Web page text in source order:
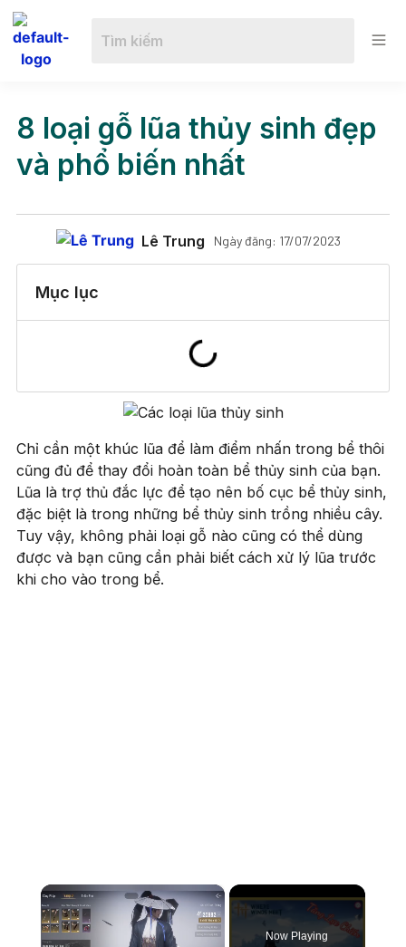
8 loại gỗ lũa thủy sinh đẹp
và phổ biến nhất
Lê Trung Ngày đăng: 17/07/2023
Mục lục
Chỉ cần một khúc lũa để làm điểm nhấn trong bể thôi
cũng đủ để thay đổi hoàn toàn bể thủy sinh của bạn.
Lũa là trợ thủ đắc lực để tạo nên bố cục bể thủy sinh,
đặc biệt là trong những bể thủy sinh trồng nhiều cây.
Tuy vậy, không phải loại gỗ nào cũng có thể dùng
được và bạn cũng cần phải biết cách xử lý lũa trước
khi cho vào trong bể.
×
Now Playing